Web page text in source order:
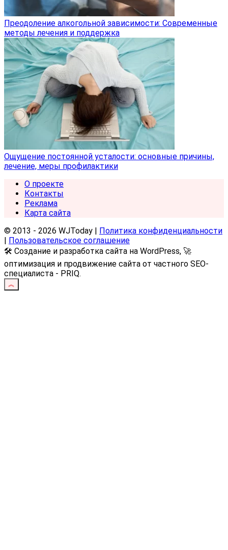
Преодоление алкогольной зависимости: Современные
методы лечения и поддержка
Ощущение постоянной усталости: основные причины,
лечение, меры профилактики
О проекте
Контакты
Реклама
Карта сайта
© 2013 - 2026 WJToday | Политика конфиденциальности
| Пользовательское соглашение
🛠️ Создание и разработка сайта на WordPress, 🚀
оптимизация и продвижение сайта от частного SEO-
специалиста - PRIQ.